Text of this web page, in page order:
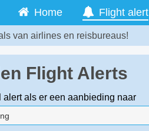
Home Flight alert
van airlines en reisbureaus!
Flight Alerts
alert als er een aanbieding naar